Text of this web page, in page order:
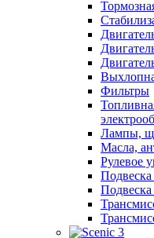
Фильтры
Лампы,
Масла,
Рулевое
Подвеска
Подвеска